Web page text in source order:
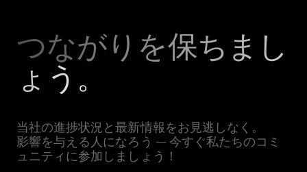
つながりを保ちまし
ょう。
当社の進捗状況と最新情報をお見逃しなく。
影響を与える人になろう — 今すぐ私たちのコミ
ュニティに参加しましょう！